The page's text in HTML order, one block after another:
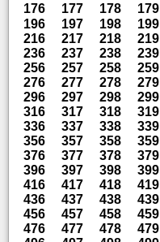
176
177 178 179
196
197 198 199
216
217 218 219
236
237 238 239
256
257 258 259
276
277 278 279
296
297 298 299
316
317 318 319
336
337 338 339
356
357 358 359
376
377 378 379
396
397 398 399
416
417 418 419
436
437 438 439
456
457 458 459
476
477 478 479